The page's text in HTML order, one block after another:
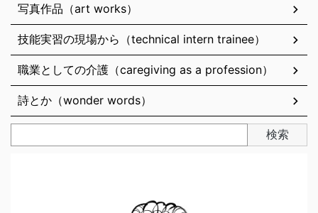
写真作品（art works）
技能実習の現場から（technical intern trainee）
職業としての介護（caregiving as a profession）
詩とか（wonder words）
検索